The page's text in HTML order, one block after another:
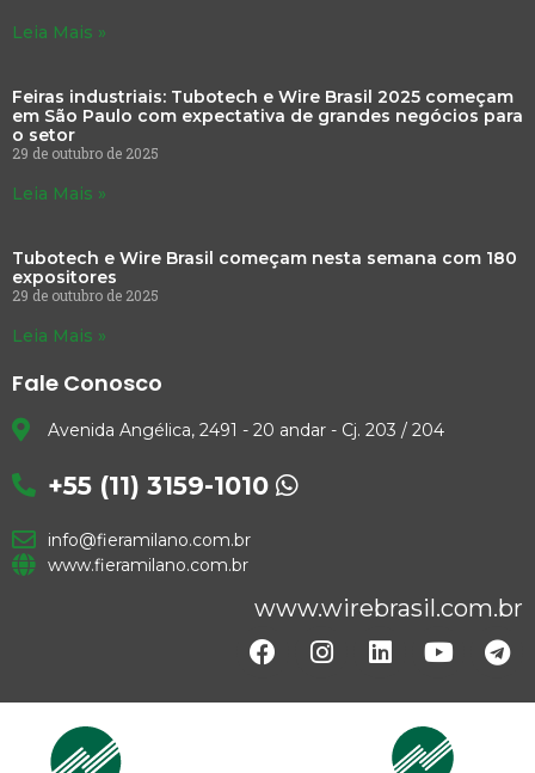
Leia Mais »
Feiras industriais: Tubotech e Wire Brasil 2025 começam
em São Paulo com expectativa de grandes negócios para
o setor
29 de outubro de 2025
Leia Mais »
Tubotech e Wire Brasil começam nesta semana com 180
expositores
29 de outubro de 2025
Leia Mais »
Fale Conosco
Avenida Angélica, 2491 - 20 andar - Cj. 203 / 204
+55 (11) 3159-1010
info@fieramilano.com.br
www.fieramilano.com.br
www.wirebrasil.com.br